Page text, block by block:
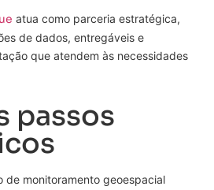
atua como parceria estratégica,
de dados, entregáveis e
que atendem às necessidades
passos
de monitoramento geoespacial